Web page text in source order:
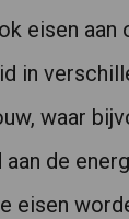
eisen aan
in
waar
de
eisen